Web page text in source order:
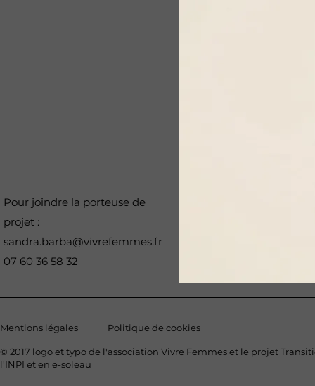
Pour joindre la porteuse de
projet :
sandra.barba@vivrefemmes.fr
07 60 36 58 32
Mentions légales Politique de cookies
© 2017 logo et typo de l'association Vivre Femmes et le projet
l'INPI et en e-soleau